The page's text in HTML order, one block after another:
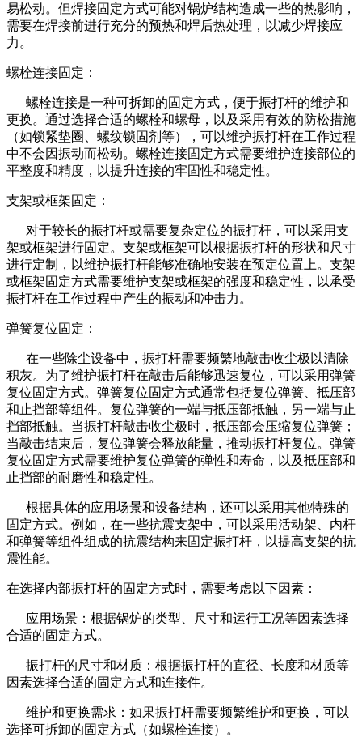
易松动。但焊接固定方式可能对锅炉结构造成一些的热影响，
需要在焊接前进行充分的预热和焊后热处理，以减少焊接应
力。
螺栓连接固定：
螺栓连接是一种可拆卸的固定方式，便于振打杆的维护和
更换。通过选择合适的螺栓和螺母，以及采用有效的防松措施
（如锁紧垫圈、螺纹锁固剂等），可以维护振打杆在工作过程
中不会因振动而松动。螺栓连接固定方式需要维护连接部位的
平整度和精度，以提升连接的牢固性和稳定性。
支架或框架固定：
对于较长的振打杆或需要复杂定位的振打杆，可以采用支
架或框架进行固定。支架或框架可以根据振打杆的形状和尺寸
进行定制，以维护振打杆能够准确地安装在预定位置上。支架
或框架固定方式需要维护支架或框架的强度和稳定性，以承受
振打杆在工作过程中产生的振动和冲击力。
弹簧复位固定：
在一些除尘设备中，振打杆需要频繁地敲击收尘极以清除
积灰。为了维护振打杆在敲击后能够迅速复位，可以采用弹簧
复位固定方式。弹簧复位固定方式通常包括复位弹簧、抵压部
和止挡部等组件。复位弹簧的一端与抵压部抵触，另一端与止
挡部抵触。当振打杆敲击收尘极时，抵压部会压缩复位弹簧；
当敲击结束后，复位弹簧会释放能量，推动振打杆复位。弹簧
复位固定方式需要维护复位弹簧的弹性和寿命，以及抵压部和
止挡部的耐磨性和稳定性。
根据具体的应用场景和设备结构，还可以采用其他特殊的
固定方式。例如，在一些抗震支架中，可以采用活动架、内杆
和弹簧等组件组成的抗震结构来固定振打杆，以提高支架的抗
震性能。
在选择内部振打杆的固定方式时，需要考虑以下因素：
应用场景：根据锅炉的类型、尺寸和运行工况等因素选择
合适的固定方式。
振打杆的尺寸和材质：根据振打杆的直径、长度和材质等
因素选择合适的固定方式和连接件。
维护和更换需求：如果振打杆需要频繁维护和更换，可以
选择可拆卸的固定方式（如螺栓连接）。